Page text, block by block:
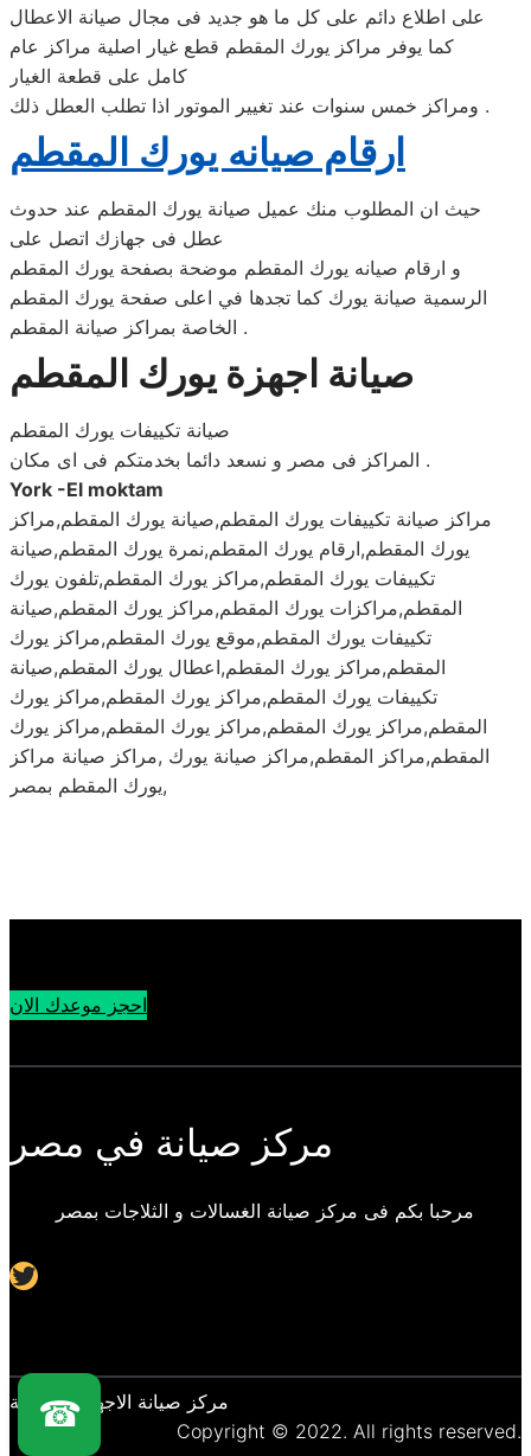
على اطلاع دائم على كل ما هو جديد فى مجال صيانة الاعطال
كما يوفر مراكز يورك المقطم قطع غيار اصلية مراكز عام
كامل على قطعة الغيار
ومراكز خمس سنوات عند تغيير الموتور اذا تطلب العطل ذلك .
ارقام صيانه يورك المقطم
حيث ان المطلوب منك عميل صيانة يورك المقطم عند حدوث
عطل فى جهازك اتصل على
و ارقام صيانه يورك المقطم موضحة بصفحة يورك المقطم
الرسمية صيانة يورك كما تجدها في اعلى صفحة يورك المقطم
الخاصة بمراكز صيانة المقطم .
صيانة اجهزة يورك المقطم
صيانة تكييفات يورك المقطم
المراكز فى مصر و نسعد دائما بخدمتكم فى اى مكان .
York -El moktam
مراكز صيانة تكييفات يورك المقطم,صيانة يورك المقطم,مراكز
يورك المقطم,ارقام يورك المقطم,نمرة يورك المقطم,صيانة
تكييفات يورك المقطم,مراكز يورك المقطم,تلفون يورك
المقطم,مراكزات يورك المقطم,مراكز يورك المقطم,صيانة
تكييفات يورك المقطم,موقع يورك المقطم,مراكز يورك
المقطم,مراكز يورك المقطم,اعطال يورك المقطم,صيانة
تكييفات يورك المقطم,مراكز يورك المقطم,مراكز يورك
المقطم,مراكز يورك المقطم,مراكز يورك المقطم,مراكز يورك
المقطم,مراكز المقطم,مراكز صيانة يورك ,مراكز صيانة مراكز
يورك المقطم بمصر,
احجز موعدك الان
مركز صيانة في مصر
مرحبا بكم فى مركز صيانة الغسالات و الثلاجات بمصر
Twitter
مركز صيانة الاجهزة المنزلية
Copyright © 2022. All rights reserved.
☎